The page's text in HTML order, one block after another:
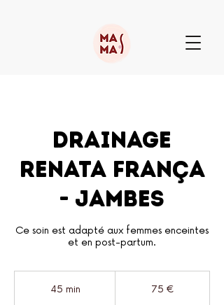
Drainage
Renata França
- Jambes
Ce soin est adapté aux femmes enceintes
et en post-partum.
45 min 75 €